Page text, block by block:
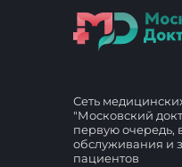
Сеть
"Московский
первую очередь,
обслуживания и
пациентов